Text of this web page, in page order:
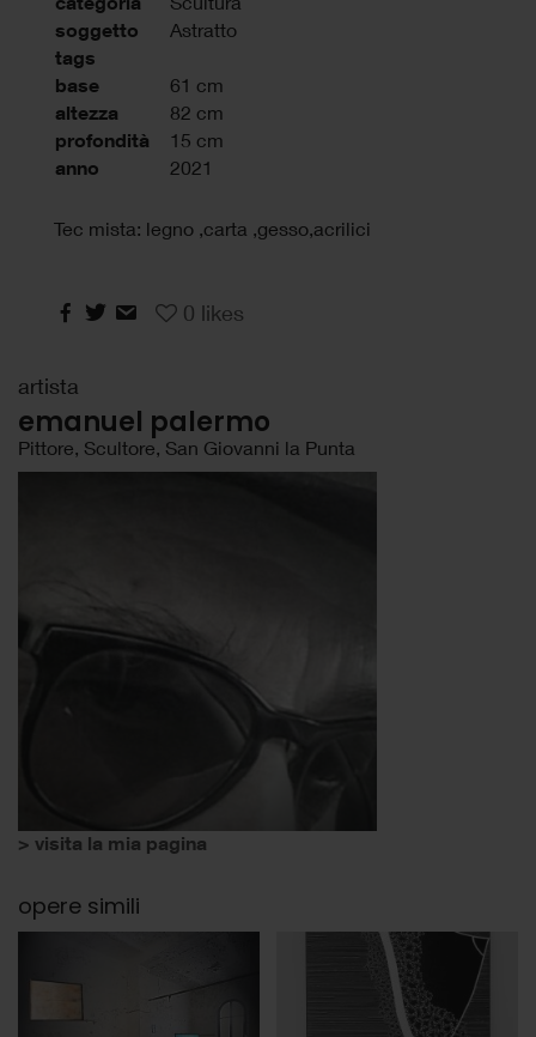
soggetto Astratto
tags
base
61 cm
altezza 82 cm
profondità 15 cm
anno 2021
Tec mista: legno ,carta ,gesso,acrilici
0 likes
artista
emanuel palermo
Pittore, Scultore, San Giovanni la Punta
> visita la mia pagina
opere simili